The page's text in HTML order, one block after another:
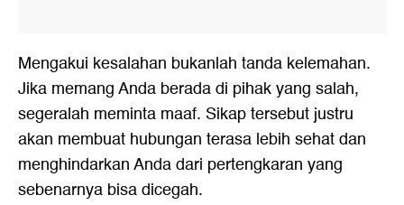
Mengakui kesalahan bukanlah tanda kelemahan.
Jika memang Anda berada di pihak yang salah,
segeralah meminta maaf. Sikap tersebut justru
akan membuat hubungan terasa lebih sehat dan
menghindarkan Anda dari pertengkaran yang
sebenarnya bisa dicegah.